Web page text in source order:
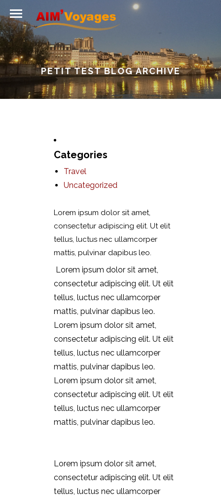
PETIT TEST BLOG ARCHIVE
Categories
Travel
Uncategorized
Lorem ipsum dolor sit amet,
consectetur adipiscing elit. Ut elit
tellus, luctus nec ullamcorper
mattis, pulvinar dapibus leo.
Lorem ipsum dolor sit amet,
consectetur adipiscing elit. Ut elit
tellus, luctus nec ullamcorper
mattis, pulvinar dapibus leo.
Lorem ipsum dolor sit amet,
consectetur adipiscing elit. Ut elit
tellus, luctus nec ullamcorper
mattis, pulvinar dapibus leo.
Lorem ipsum dolor sit amet,
consectetur adipiscing elit. Ut elit
tellus, luctus nec ullamcorper
mattis, pulvinar dapibus leo.
Lorem ipsum dolor sit amet,
consectetur adipiscing elit. Ut elit
tellus, luctus nec ullamcorper